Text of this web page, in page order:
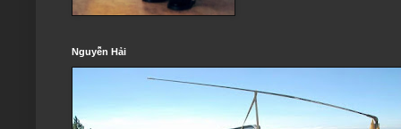
Nguyễn Hải